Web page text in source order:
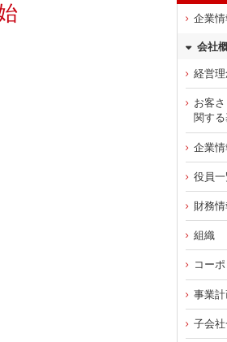
企業
会社
経営
お客
関す
企業
役員一
財務情
組織
コー
事業
子会